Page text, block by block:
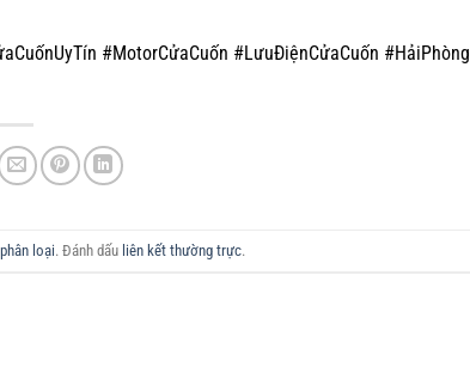
#MotorCửaCuốn #LưuĐiệnCửaCuốn #HảiPhòng
loại. Đánh dấu liên kết thường trực.